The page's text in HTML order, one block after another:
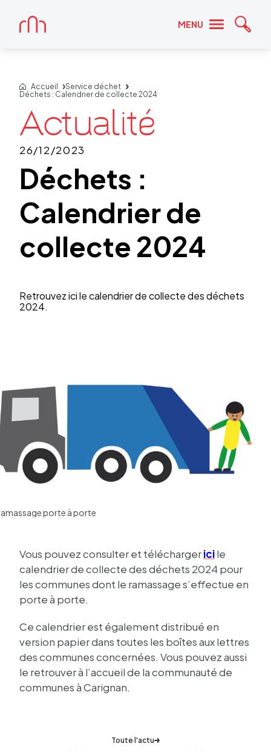
MENU
Accueil
Accueil
Service déchet
Déchets : Calendrier de collecte 2024
Déchets :
Calendrier de
collecte 2024
26/12/2023
Retrou­vez ici le calen­drier de collecte des déchets
2024.
porte à porte
Vous pouvez consul­ter et télé­char­gericile
calen­drier de collecte des déchets 2024 pour
les communes dont le ramas­sage s’ef­fec­tue en
porte à porte.
Ce calen­drier est égale­ment distri­bué en
version papier dans toutes les boîtes aux lettres
des communes concer­nées. Vous pouvez aussi
le retrou­ver à l’ac­cueil de la commu­nauté de
communes à Cari­gnan.
Toute l'actu